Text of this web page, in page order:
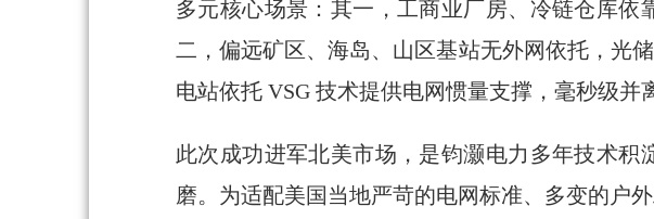
多元核心场景：其一，工商业厂房、冷链仓库
二，偏远矿区、海岛、山区基站无外网依托，光
电站依托 VSG 技术提供电网惯量支撑，毫秒级并
此次成功进军北美市场，是钧灏电力多年技术
磨。为适配美国当地严苛的电网标准、多变的户